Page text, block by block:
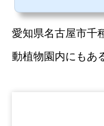
愛知県名古屋市千
動植物園内にもあ